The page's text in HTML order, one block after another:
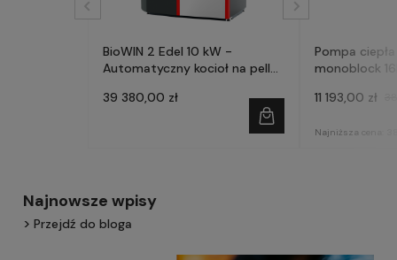
BioWIN 2 Edel 10 kW -
Automatyczny kocioł na pellet
39 380,00 zł
Pompa
monoblock
11 193,00 zł
Najniższa cena:
Najnowsze wpisy
Przejdź do bloga